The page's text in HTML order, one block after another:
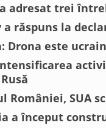
adresat trei
a răspuns la
Drona este
României, SUA
a început